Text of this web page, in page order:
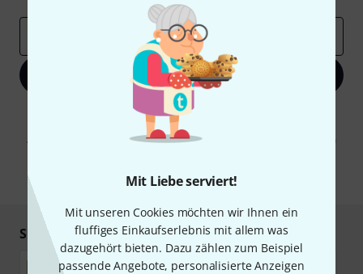
Mit Liebe serviert!
Mit unseren Cookies möchten wir Ihnen ein
fluffiges Einkaufserlebnis mit allem was
dazugehört bieten. Dazu zählen zum Beispiel
passende Angebote, personalisierte Anzeigen
Jetzt anmelden
Mit Klick auf „Jetzt anmelden“ stimmen Sie dem Erhalt von E-Mail-
Werbung und einer Messung des E-Mail-Nutzungsverhaltens zu. Die
Abmeldung ist jederzeit möglich. Weitere Informationen finden Sie in
* Pflichtfeld
Sicher einkaufen & bezahlen